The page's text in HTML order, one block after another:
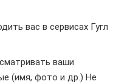
вас в сервисах Гугл
ваши
(имя, фото и др.) Не